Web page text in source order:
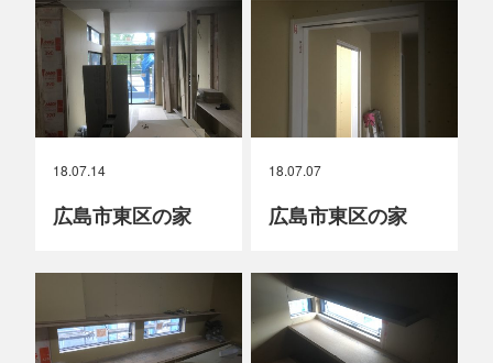
18.07.14
広島市東区の家
18.07.07
広島市東区の家